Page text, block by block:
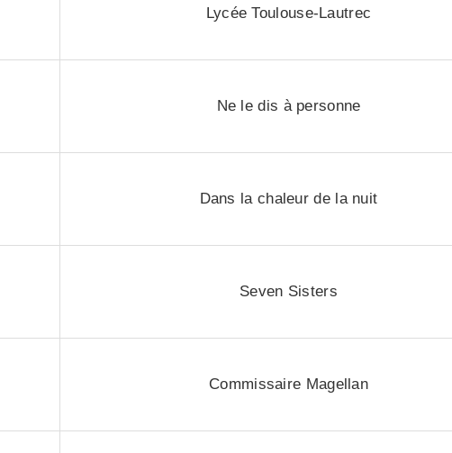
Lycée Toulouse-Lautrec
Ne le dis à personne
Dans la chaleur de la nuit
Seven Sisters
Commissaire Magellan